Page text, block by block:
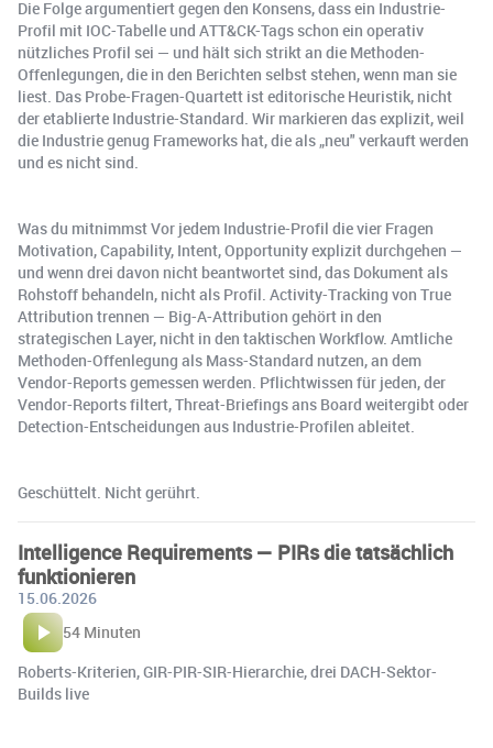
Die Folge argumentiert gegen den Konsens, dass ein Industrie-
Profil mit IOC-Tabelle und ATT&CK-Tags schon ein operativ
nützliches Profil sei — und hält sich strikt an die Methoden-
Offenlegungen, die in den Berichten selbst stehen, wenn man sie
liest. Das Probe-Fragen-Quartett ist editorische Heuristik, nicht
der etablierte Industrie-Standard. Wir markieren das explizit, weil
die Industrie genug Frameworks hat, die als „neu" verkauft werden
und es nicht sind.
Was du mitnimmst Vor jedem Industrie-Profil die vier Fragen
Motivation, Capability, Intent, Opportunity explizit durchgehen —
und wenn drei davon nicht beantwortet sind, das Dokument als
Rohstoff behandeln, nicht als Profil. Activity-Tracking von True
Attribution trennen — Big-A-Attribution gehört in den
strategischen Layer, nicht in den taktischen Workflow. Amtliche
Methoden-Offenlegung als Mass-Standard nutzen, an dem
Vendor-Reports gemessen werden. Pflichtwissen für jeden, der
Vendor-Reports filtert, Threat-Briefings ans Board weitergibt oder
Detection-Entscheidungen aus Industrie-Profilen ableitet.
Geschüttelt. Nicht gerührt.
Intelligence Requirements — PIRs die tatsächlich
funktionieren
15.06.2026
54 Minuten
Roberts-Kriterien, GIR-PIR-SIR-Hierarchie, drei DACH-Sektor-
Builds live